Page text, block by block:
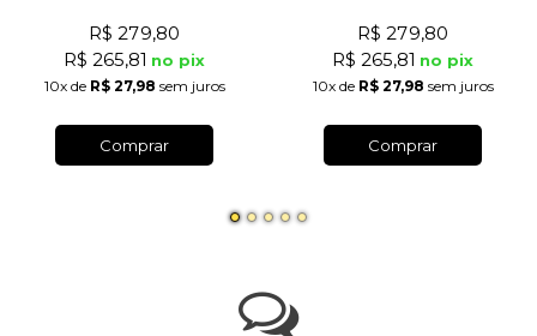
R$ 279,80
R$ 265,81 no pix
10xde R$ 27,98 sem juros
Comprar
R$ 279,80
R$ 265,81 no pix
10xde R$ 27,98 sem juros
Comprar